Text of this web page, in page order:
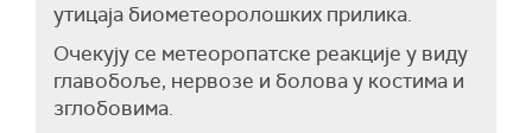
утицаја биометеоролошких прилика.
Очекују се метеоропатске реакције у виду
главобоље, нервозе и болова у костима и
зглобовима.